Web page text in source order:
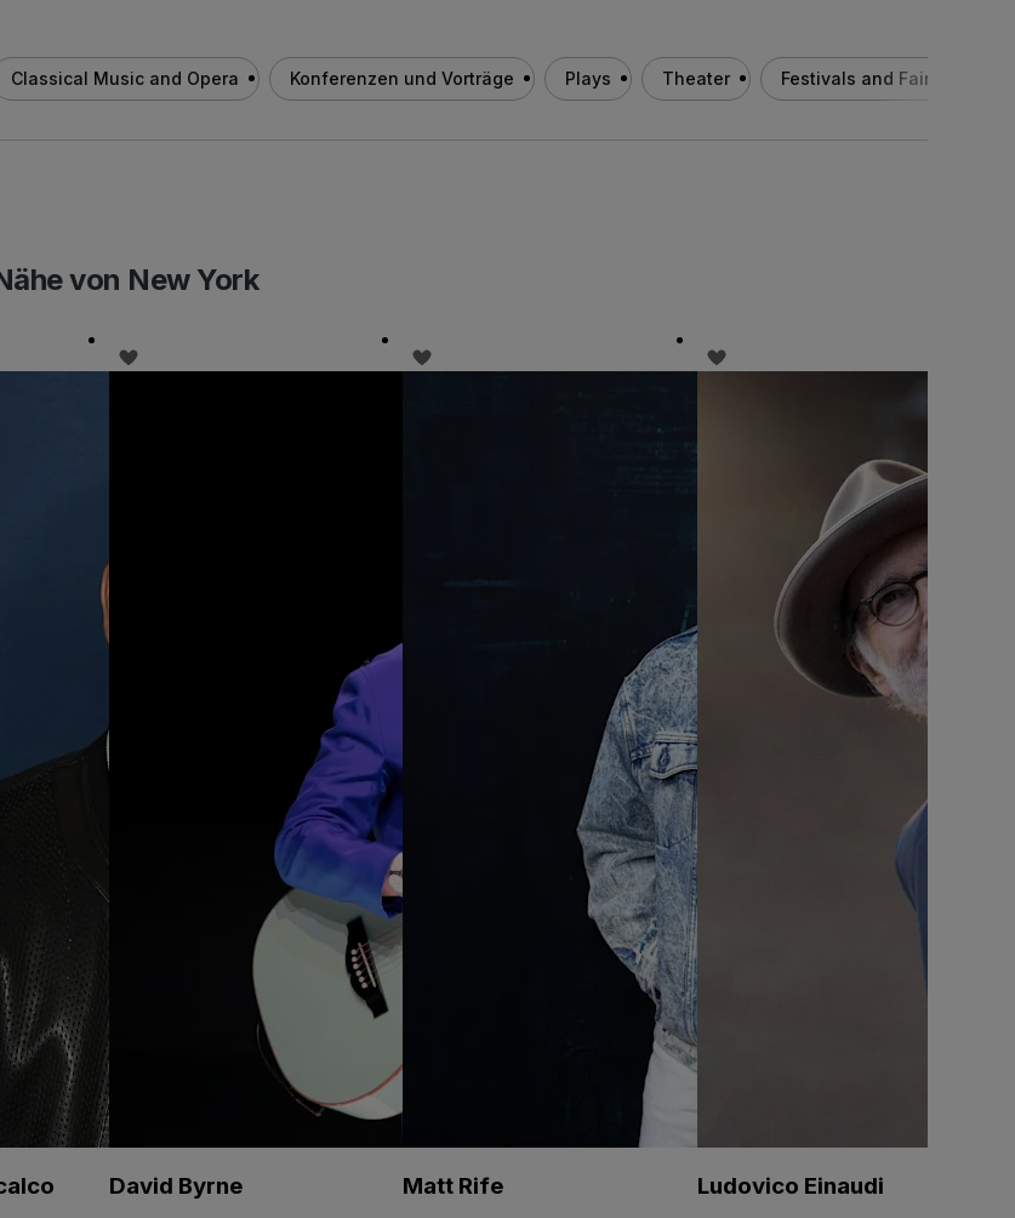
Classical Music and Opera Konferenzen und Vorträge Plays Theater Festivals and Fairs
von New York
David Byrne Matt Rife Ludovico Einaudi